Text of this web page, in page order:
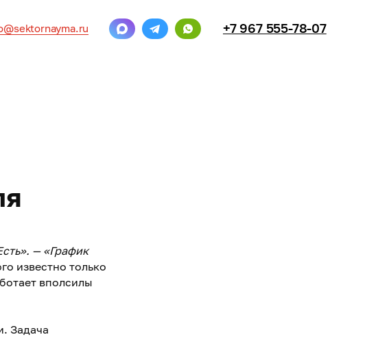
+7 967 555-78-07
— «График
известно только
вполсилы
Задача